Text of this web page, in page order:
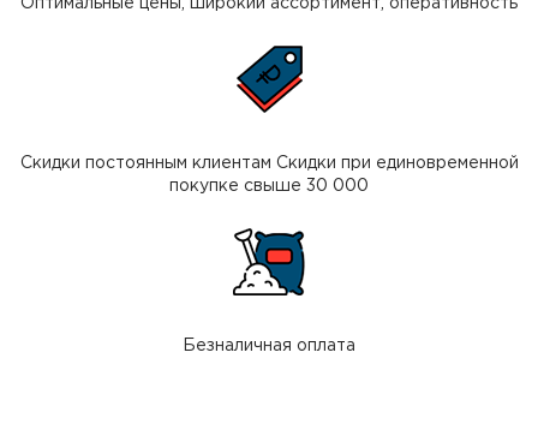
Оптимальные цены, широкий ассортимент, оперативность
Скидки постоянным клиентам Скидки при единовременной
покупке свыше 30 000
Безналичная оплата